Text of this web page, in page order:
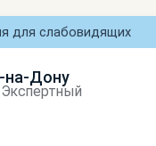
для слабовидящих
Дону